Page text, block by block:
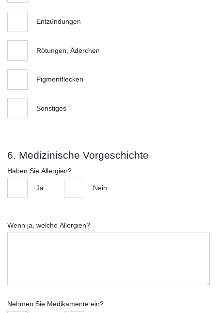
Entzündungen
Rötungen, Äderchen
Pigmentflecken
Sonstiges
6. Medizinische Vorgeschichte
Haben Sie Allergien?
Ja Nein
Wenn ja, welche Allergien?
Nehmen Sie Medikamente ein?